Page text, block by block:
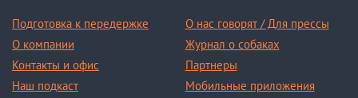
Подготовка к передержке
О компании
Контакты и офис
Наш подкаст
О нас говорят / Для прессы
Журнал о собаках
Партнеры
Мобильные приложения